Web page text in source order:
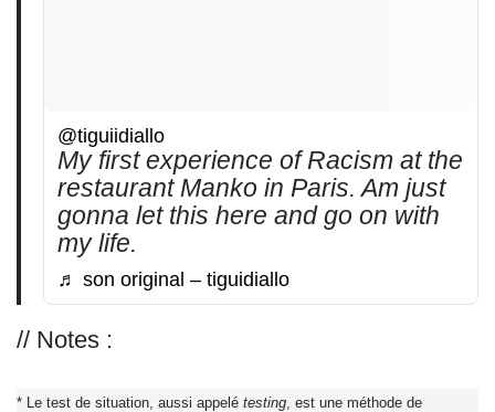
@tiguiidiallo
My first experience of Racism at the
restaurant Manko in Paris. Am just
gonna let this here and go on with
my life.
♬ son original – tiguidiallo
// Notes :
* Le test de situation, aussi appelé testing , est une méthode de